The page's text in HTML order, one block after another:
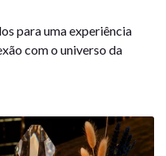
para uma experiência
com o universo da